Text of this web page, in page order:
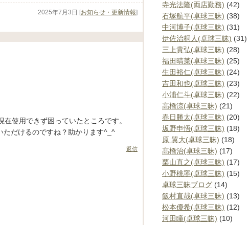
2025年7月3日 [お知らせ・更新情報]
使用できず困っていたところです。
だけるのですね？助かります^_^
返信
寺光法隆(両店勤務) (42)
石塚航平(卓球三昧) (38)
中河博子(卓球三昧) (31)
伊佐治桐人(卓球三昧) (31)
三上貴弘(卓球三昧) (28)
福田晴菜(卓球三昧) (25)
生田裕仁(卓球三昧) (24)
吉田和也(卓球三昧) (23)
小浦仁斗(卓球三昧) (22)
高橋涼(卓球三昧) (21)
春日勝太(卓球三昧) (20)
坂野申悟(卓球三昧) (18)
原 翼大(卓球三昧) (18)
髙橋治(卓球三昧) (17)
栗山直之(卓球三昧) (17)
小野桃寧(卓球三昧) (15)
卓球三昧ブログ (14)
飯村直哉(卓球三昧) (13)
松本優希(卓球三昧) (12)
河田瞳(卓球三昧) (10)